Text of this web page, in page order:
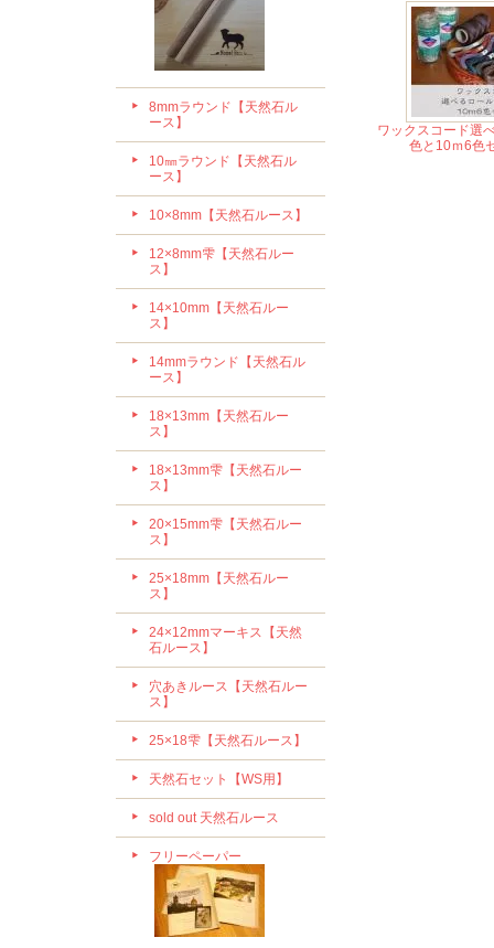
8mmラウンド【天然石ル
ース】
10㎜ラウンド【天然石ル
ース】
10×8mm【天然石ルース】
12×8mm雫【天然石ルー
ス】
14×10mm【天然石ルー
ス】
14mmラウンド【天然石ル
ース】
18×13mm【天然石ルー
ス】
18×13mm雫【天然石ルー
ス】
20×15mm雫【天然石ルー
ス】
25×18mm【天然石ルー
ス】
24×12mmマーキス【天然
石ルース】
穴あきルース【天然石ルー
ス】
25×18雫【天然石ルース】
天然石セット【WS用】
sold out 天然石ルース
フリーペーパー
ワックスコード選
色と10ｍ6色